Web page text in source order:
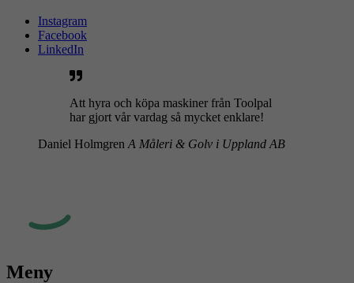
Instagram
Facebook
LinkedIn
Att hyra och köpa maskiner från Toolpal
har gjort vår vardag så mycket enklare!
Daniel Holmgren A Måleri & Golv i Uppland AB
Meny